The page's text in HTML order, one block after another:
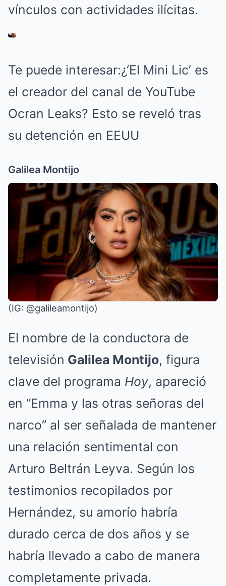
vínculos con actividades ilícitas.
Te puede interesar:¿‘El Mini Lic’ es
el creador del canal de YouTube
Ocran Leaks? Esto se reveló tras
su detención en EEUU
Galilea Montijo
(IG: @galileamontijo)
El nombre de la conductora de
televisión Galilea Montijo, figura
clave del programa Hoy, apareció
en “Emma y las otras señoras del
narco” al ser señalada de mantener
una relación sentimental con
Arturo Beltrán Leyva. Según los
testimonios recopilados por
Hernández, su amorío habría
durado cerca de dos años y se
habría llevado a cabo de manera
completamente privada.